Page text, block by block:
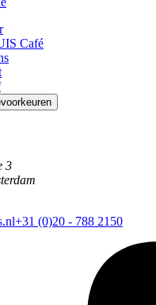
Café
3
+31 (0)20 - 788 2150